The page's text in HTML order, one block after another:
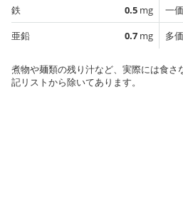
鉄
0.5 mg
亜鉛
0.7 mg
一
多
煮物や麺類の残り汁など、実際には食
記リストから除いてあります。